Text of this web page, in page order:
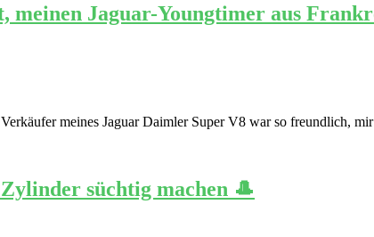
meinen Jaguar-Youngtimer aus
meines Jaguar Daimler Super V8 war so freundlich,
süchtig machen 🎩